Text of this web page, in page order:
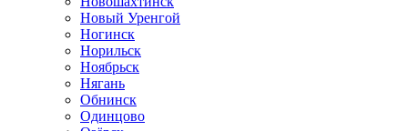
Новый Уренгой
Ногинск
Норильск
Ноябрьск
Нягань
Обнинск
Одинцово